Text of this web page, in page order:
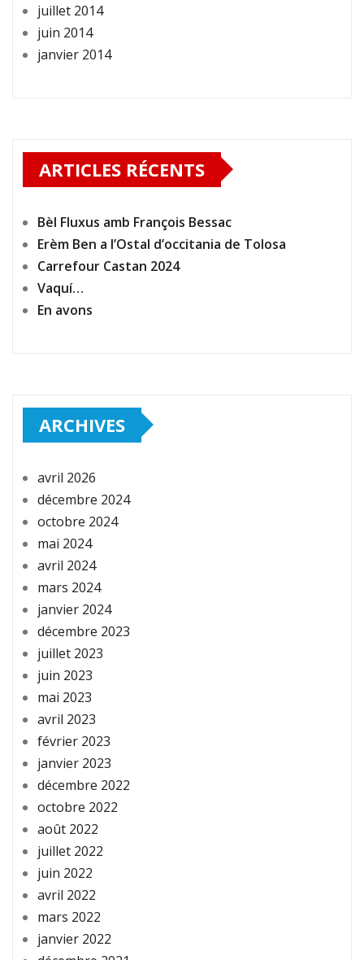
juillet 2014
juin 2014
janvier 2014
ARTICLES RÉCENTS
Bèl Fluxus amb François Bessac
Erèm Ben a l’Ostal d’occitania de Tolosa
Carrefour Castan 2024
Vaquí…
En avons
ARCHIVES
avril 2026
décembre 2024
octobre 2024
mai 2024
avril 2024
mars 2024
janvier 2024
décembre 2023
juillet 2023
juin 2023
mai 2023
avril 2023
février 2023
janvier 2023
décembre 2022
octobre 2022
août 2022
juillet 2022
juin 2022
avril 2022
mars 2022
janvier 2022